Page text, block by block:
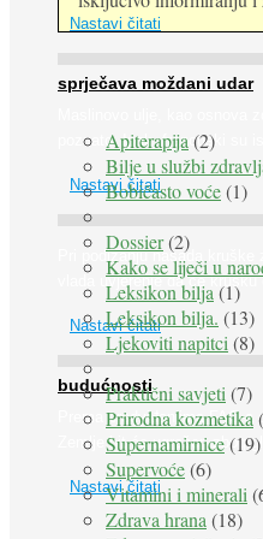
Nastavi čitati
sprječava moždani udar
poznato. Ipak, francuski su
Nastavi čitati
Pri podizanju nasada
vlada uvjerenje da će
Nastavi čitati
budućnosti
Prema predviđanjima FAO-
Zemlje bit će ugrožen zbog
Nastavi čitati
Apiterapija (2)
Bilje u službi
Bobičasto voće(1)
Dossier(2)
Kako se liječi u
Leksikon bilja (1)
Leksikon bilja. (13)
Ljekoviti napitci (8)
Praktični savjeti (7)
Prirodna kozmetika
Supernamirnice(19)
Supervoće(6)
Vitamini i minerali
Zdrava hrana (18)